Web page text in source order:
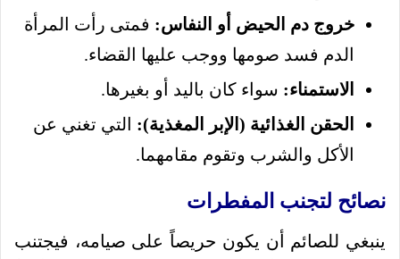
خروج دم الحيض أو النفاس: فمتى رأت المرأة
الدم فسد صومها ووجب عليها القضاء.
الاستمناء: سواء كان باليد أو بغيرها.
الحقن الغذائية (الإبر المغذية): التي تغني عن
الأكل والشرب وتقوم مقامهما.
نصائح لتجنب المفطرات
ينبغي للصائم أن يكون حريصاً على صيامه، فيجتنب